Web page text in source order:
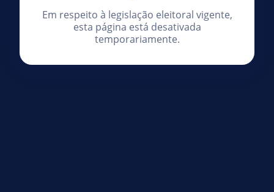
Em respeito à legislação eleitoral vigente,
esta página está desativada
temporariamente.